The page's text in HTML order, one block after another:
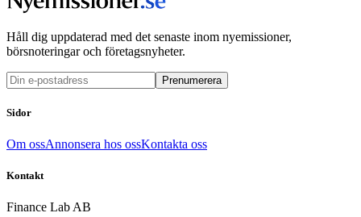
Håll dig uppdaterad med det senaste inom nyemissioner,
börsnoteringar och företagsnyheter.
Prenumerera
Sidor
Om ossAnnonsera hos ossKontakta oss
Kontakt
Finance Lab AB